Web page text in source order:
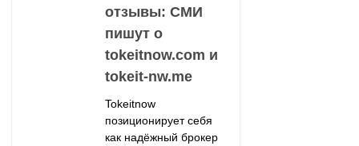
отзывы: СМИ
пишут о
tokeitnow.com и
tokeit‑nw.me
Tokeitnow
позиционирует себя
как надёжный брокер